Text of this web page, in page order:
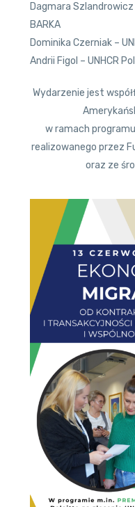
Dagmara
BARKA
Dominika Czerniak –
Andrii Figol – UNHCR
Wydarzenie jest
w ramach
realizowanego przez
oraz ze